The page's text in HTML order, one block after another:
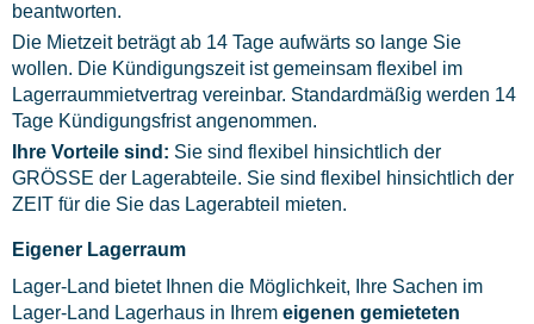
Lager-Land Blog
Platzberater
Kontakt & Preisanfrage
Standort
Preise
Blog
beantworten.
Die Mietzeit beträgt ab 14 Tage aufwärts so lange Sie
wollen. Die Kündigungszeit ist gemeinsam flexibel im
Lagerraummietvertrag vereinbar. Standardmäßig werden 14
Tage Kündigungsfrist angenommen.
Ihre Vorteile sind: Sie sind flexibel hinsichtlich der
GRÖSSE der Lagerabteile. Sie sind flexibel hinsichtlich der
ZEIT für die Sie das Lagerabteil mieten.
Eigener Lagerraum
Lager-Land bietet Ihnen die Möglichkeit, Ihre Sachen im
Lager-Land Lagerhaus in Ihrem eigenen gemieteten